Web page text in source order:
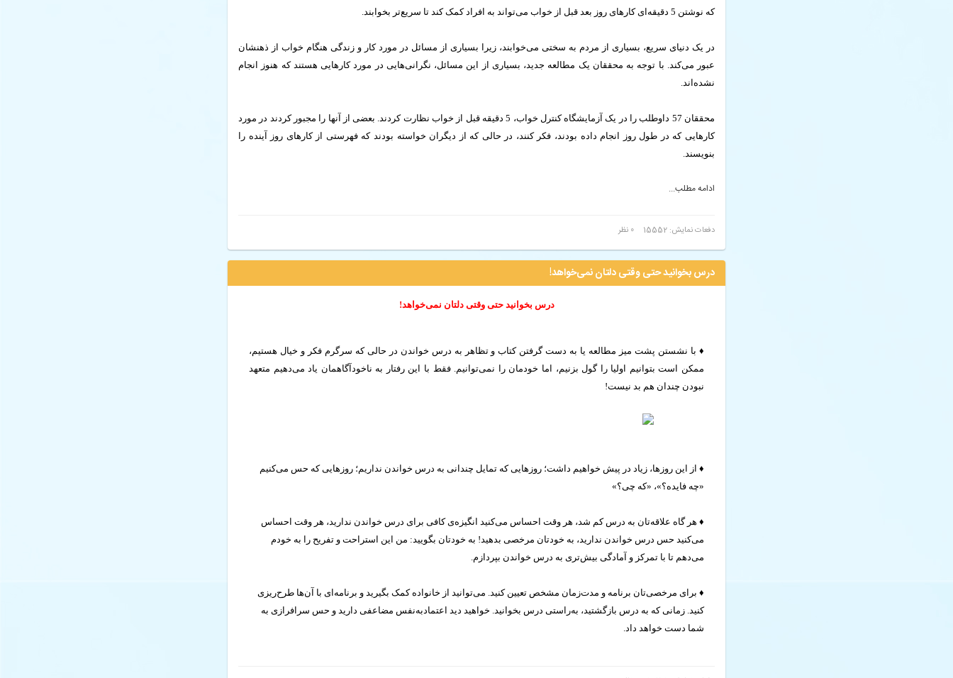
که نوشتن 5 دقیقه‌ای کارهای روز بعد قبل از خواب می‌تواند به افراد کمک کند تا سریع‌تر بخوابند.
در یک دنیای سریع، بسیاری از مردم به سختی می‌خوابند، زیرا بسیاری از مسائل در مورد کار و زندگی هنگام خواب از ذهنشان
عبور می‌کند. با توجه به محققان یک مطالعه جدید، بسیاری از این مسائل، نگرانی‌هایی در مورد کارهایی هستند که هنوز انجام
نشده‌اند.
محققان 57 داوطلب را در یک آزمایشگاه کنترل خواب، 5 دقیقه قبل از خواب نظارت کردند. بعضی از آنها را مجبور کردند در مورد
کارهایی که در طول روز انجام داده بودند، فکر کنند، در حالی که از دیگران خواسته بودند که فهرستی از کارهای روز آینده را
بنویسند.
ادامه مطلب...
دفعات نمایش: 15552 0 نظر
درس بخوانید حتی وقتی دلتان نمی‌خواهد!
درس بخوانید حتی وقتی دلتان نمی‌خواهد!
♦ با نشستن پشت میز مطالعه یا به دست گرفتن کتاب و تظاهر به درس خواندن در حالی که سرگرم فکر و خیال هستیم،
ممکن است بتوانیم اولیا را گول بزنیم، اما خودمان را نمی‌توانیم. فقط با این رفتار به ناخودآگاهمان یاد می‌دهیم متعهد
نبودن چندان هم بد نیست!
♦ از این روزها، زیاد در پیش خواهیم داشت؛ روزهایی که تمایل چندانی به درس خواندن نداریم؛ روزهایی که حس می‌کنیم
«چه فایده؟»، «که چی؟»
♦ هر گاه علاقه‌‌تان به درس کم شد، هر وقت احساس می‌کنید انگیزه‌ی کافی برای درس خواندن ندارید، هر وقت احساس
می‌کنید حس درس خواندن ندارید، به خودتان مرخصی بدهید! به خودتان بگویید: من این استراحت و تفریح را به خودم
می‌دهم تا با تمرکز و آمادگی بیش‌تری به درس خواندن بپردازم.
♦ برای مرخصی‌تان برنامه و مدت‌زمان مشخص تعیین کنید. می‌توانید از خانواده کمک بگیرید و برنامه‌ای با آن‌ها طرح‌ریزی
کنید. زمانی که به درس بازگشتید، به‌راستی درس بخوانید. خواهید دید اعتمادبه‌نفس مضاعفی دارید و حس سرافرازی به
شما دست خواهد داد.